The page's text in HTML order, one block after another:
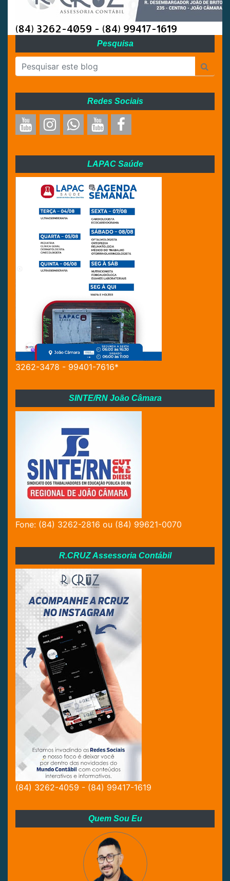
(84) 3262-4059 - (84) 99417-1619
Pesquisa
Redes Sociais
LAPAC Saúde
3262-3478 - 99401-7616*
SINTE/RN João Câmara
Fone: (84) 3262-2816 ou (84) 99621-0070
R.CRUZ Assessoria Contábil
(84) 3262-4059 - (84) 99417-1619
Quem Sou Eu